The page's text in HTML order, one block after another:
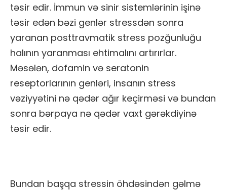
təsir edir. İmmun və sinir sistemlərinin işinə
təsir edən bəzi genlər stressdən sonra
yaranan posttravmatik stress pozğunluğu
halının yaranması ehtimalını artırırlar.
Məsələn, dofamin və seratonin
reseptorlarının genləri, insanın stress
vəziyyətini nə qədər ağır keçirməsi və bundan
sonra bərpaya nə qədər vaxt gərəkdiyinə
təsir edir.
Bundan başqa stressin öhdəsindən gəlmə